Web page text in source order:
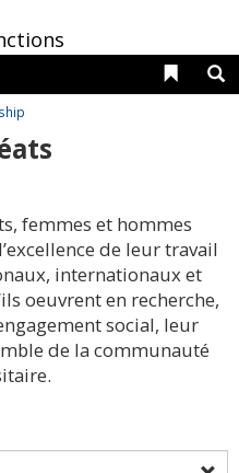
Liens
femmes et hommes
de leur travail
internationaux et
oeuvrent en recherche,
social, leur
de la communauté